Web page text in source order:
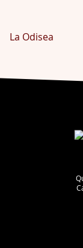
La Odisea